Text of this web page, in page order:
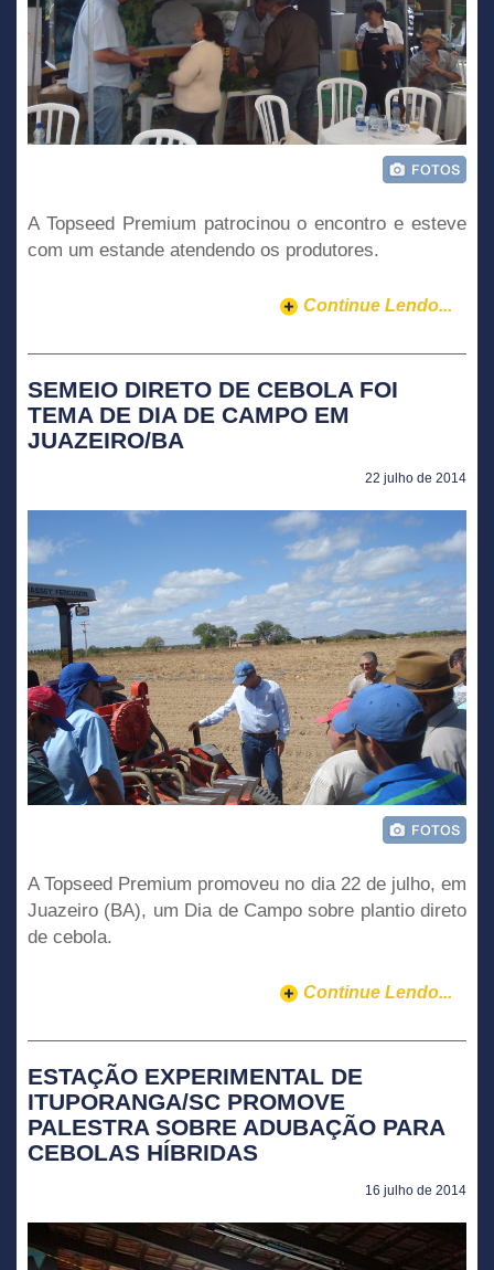
A Topseed Premium patrocinou o encontro e esteve
com um estande atendendo os produtores.
Continue Lendo...
SEMEIO DIRETO DE CEBOLA FOI
TEMA DE DIA DE CAMPO EM
JUAZEIRO/BA
22 julho de 2014
A Topseed Premium promoveu no dia 22 de julho, em
Juazeiro (BA), um Dia de Campo sobre plantio direto
de cebola.
Continue Lendo...
ESTAÇÃO EXPERIMENTAL DE
ITUPORANGA/SC PROMOVE
PALESTRA SOBRE ADUBAÇÃO PARA
CEBOLAS HÍBRIDAS
16 julho de 2014